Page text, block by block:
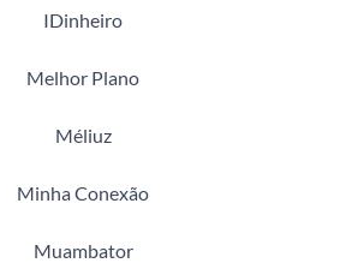
IDinheiro
Melhor Plano
Méliuz
Minha Conexão
Muambator